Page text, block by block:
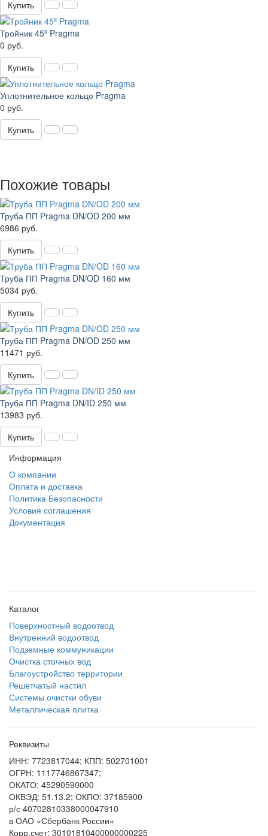
Купить
Тройник 45º Pragma
0 руб.
Купить
Уплотнительное кольцо Pragma
0 руб.
Купить
Похожие товары
Труба ПП Pragma DN/OD 200 мм
6986 руб.
Купить
Труба ПП Pragma DN/OD 160 мм
5034 руб.
Купить
Труба ПП Pragma DN/OD 250 мм
11471 руб.
Купить
Труба ПП Pragma DN/ID 250 мм
13983 руб.
Купить
Информация
О компании
Оплата и доставка
Политика Безопасности
Условия соглашения
Документация
Каталог
Поверхностный водоотвод
Внутренний водоотвод
Подземные коммуникации
Очистка сточных вод
Благоустройство территории
Решетчатый настил
Системы очистки обуви
Металлическая плитка
Реквизиты
ИНН: 7723817044; КПП: 502701001
ОГРН: 1117746867347;
ОКАТО: 45290590000
ОКВЭД: 51.13.2; ОКПО: 37185900
р/с 40702810338000047910
в ОАО «Сбербанк России»
Корр.счет: 30101810400000000225